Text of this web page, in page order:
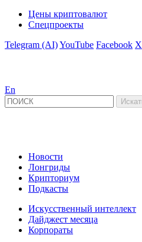
Цены криптовалют
Спецпроекты
Telegram (AI)YouTube Facebook X
En
Новости
Лонгриды
Крипториум
Подкасты
Искусственный интеллект
Дайджест месяца
Корпораты